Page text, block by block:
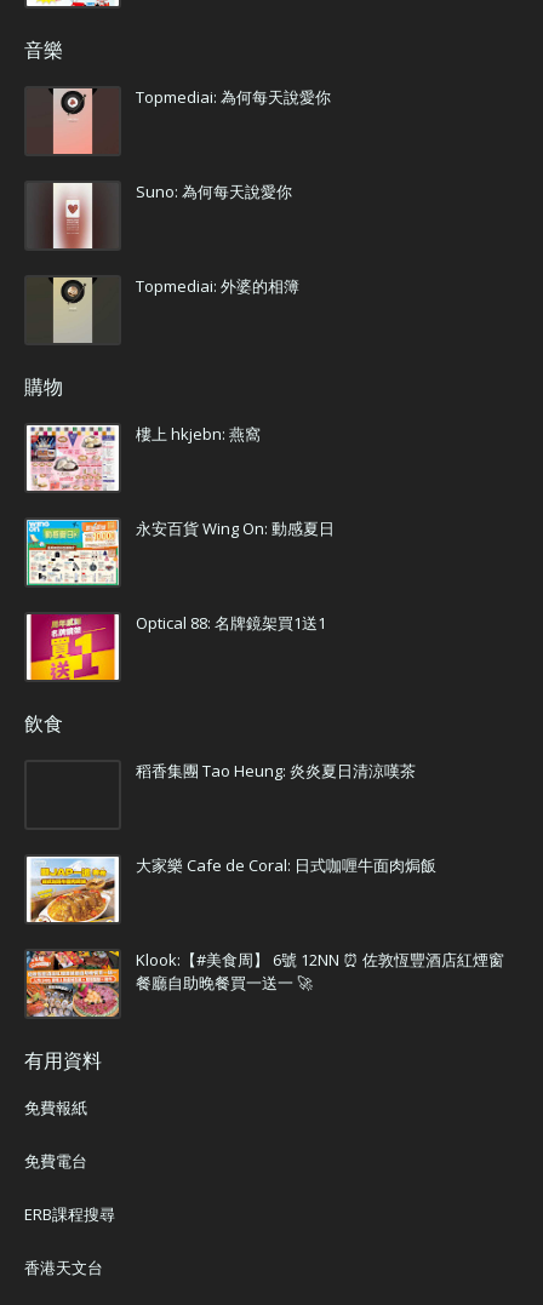
音樂
Topmediai: 為何每天說愛你
Suno: 為何每天說愛你
Topmediai: 外婆的相簿
購物
樓上 hkjebn: 燕窩
永安百貨 Wing On: 動感夏日
Optical 88: 名牌鏡架買1送1
飲食
稻香集團 Tao Heung: 炎炎夏日清涼嘆茶
大家樂 Cafe de Coral: 日式咖喱牛面肉焗飯
Klook:【#美食周】 6號 12NN ⏰ 佐敦恆豐酒店紅煙窗
餐廳自助晚餐買一送一 🚀
有用資料
免費報紙
免費電台
ERB課程搜尋
香港天文台